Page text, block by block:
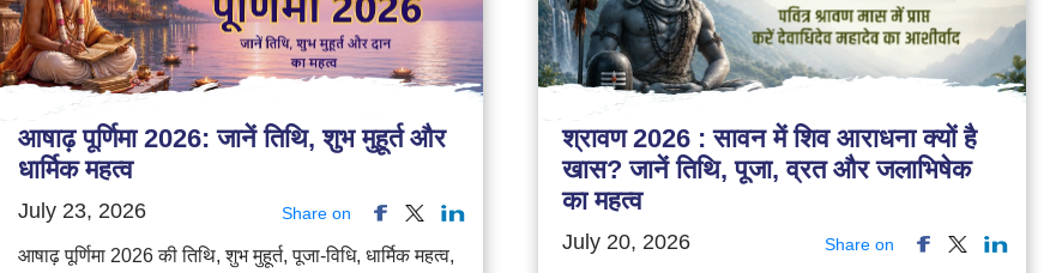
आषाढ़ पूर्णिमा 2026: जानें तिथि, शुभ मुहूर्त और
धार्मिक महत्व
July 23, 2026 Share on
आषाढ़ पूर्णिमा 2026 की तिथि, शुभ मुहूर्त, पूजा-विधि, धार्मिक महत्व,
श्रावण 2026 : सावन में शिव आराधना क्यों है
खास? जानें तिथि, पूजा, व्रत और जलाभिषेक
का महत्व
July 20, 2026 Share on